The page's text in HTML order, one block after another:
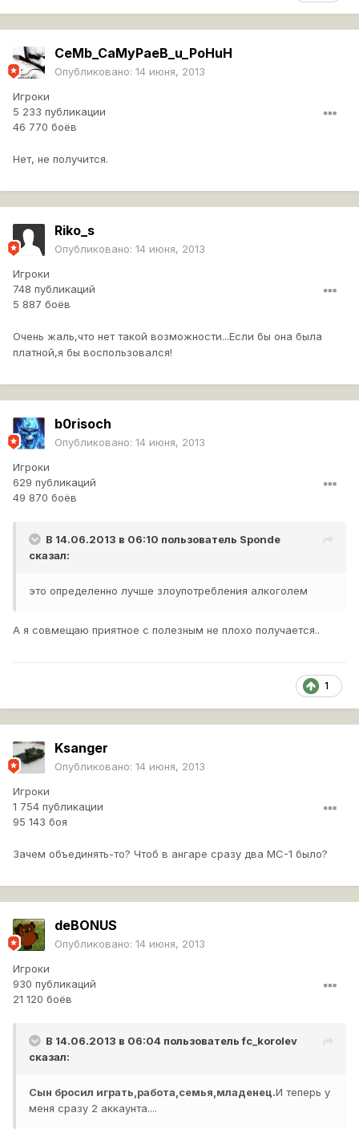
CeMb_CaMyPaeB_u_PoHuH
Опубликовано: 14 июня, 2013
Игроки
5 233 публикации
46 770 боёв
Нет, не получится.
Riko_s
Опубликовано: 14 июня, 2013
Игроки
748 публикаций
5 887 боёв
Очень жаль,что нет такой возможности...Если бы она была
платной,я бы воспользовался!
b0risoch
Опубликовано: 14 июня, 2013
Игроки
629 публикаций
49 870 боёв
В 14.06.2013 в 06:10 пользователь Sponde
сказал:
это определенно лучше злоупотребления алкоголем
А я совмещаю приятное с полезным не плохо получается..
1
Ksanger
Опубликовано: 14 июня, 2013
Игроки
1 754 публикации
95 143 боя
Зачем объединять-то? Чтоб в ангаре сразу два МС-1 было?
deBONUS
Опубликовано: 14 июня, 2013
Игроки
930 публикаций
21 120 боёв
В 14.06.2013 в 06:04 пользовательfc_korolev
сказал:
Сын бросил играть,работа,семья,младенец.И теперь у
меня сразу 2 аккаунта....